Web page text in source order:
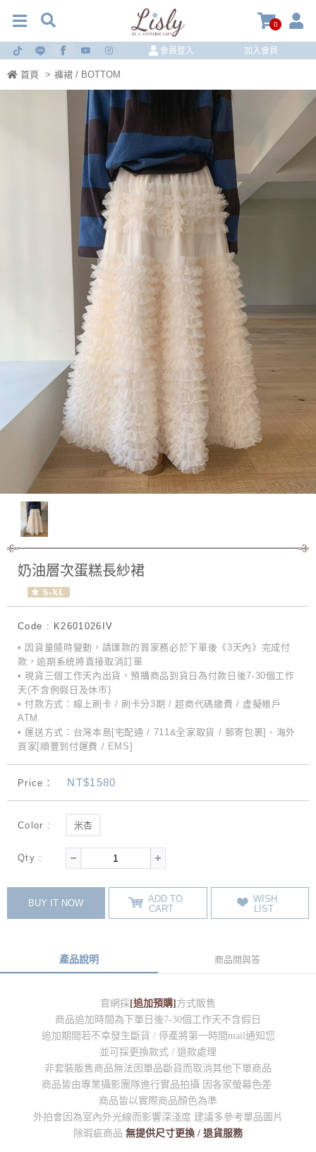
0
會員登入 加入會員
首頁 > 褲裙 / BOTTOM
奶油層次蛋糕長紗裙
Code : K2601026IV
• 因貨量隨時變動，請匯款的買家務必於下單後《3天內》完成付
款，逾期系統將直接取消訂單
• 現貨三個工作天內出貨，預購商品到貨日為付款日後7-30個工作
天(不含例假日及休市)
• 付款方式：線上刷卡 / 刷卡分3期 / 超商代碼繳費 / 虛擬帳戶
ATM
• 運送方式：台灣本島[宅配通 / 711&全家取貨 / 郵寄包裹]、海外
買家[順豐到付運費 / EMS]
Price： NT$1580
Color : 米杏
Qty :
BUY IT NOW
ADD TO
CART
WISH
LIST
產品說明 商品問與答
官網採 [追加預購] 方式販售
商品追加時間為下單日後7-30個工作天不含假日
追加期間若不幸發生斷貨 / 停產將第一時間mail通知您
並可採更換款式 / 退款處理
非套裝販售商品無法因單品斷貨而取消其他下單商品
商品皆由專業攝影團隊進行實品拍攝 因各家螢幕色差
商品皆以實際商品顏色為準
外拍會因為室內外光線而影響深淺度 建議多參考單品圖片
除瑕疵商品 無提供尺寸更換 / 退貨服務